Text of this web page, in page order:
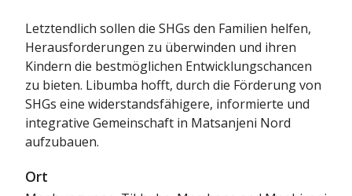
Letztendlich sollen die SHGs den Familien helfen,
Herausforderungen zu überwinden und ihren
Kindern die bestmöglichen Entwicklungschancen
zu bieten. Libumba hofft, durch die Förderung von
SHGs eine widerstandsfähigere, informierte und
integrative Gemeinschaft in Matsanjeni Nord
aufzubauen.
Ort